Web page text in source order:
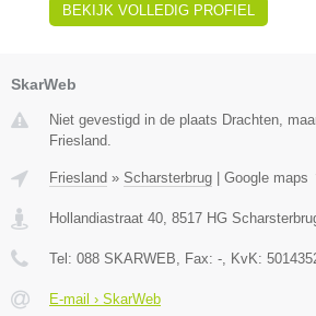
BEKIJK VOLLEDIG PROFIEL
SkarWeb
Niet gevestigd in de plaats Drachten,
Friesland.
Friesland » Scharsterbrug Google maps
Hollandiastraat 40 8517 HG
Tel: 088 SKARWEB , Fax: - , KvK:
E-mail › SkarWeb